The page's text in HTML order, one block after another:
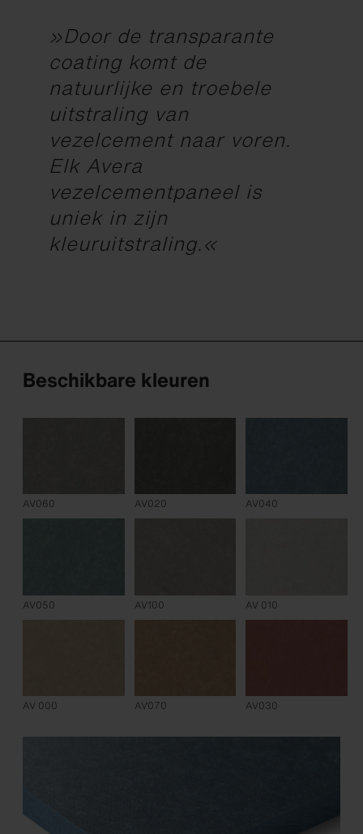
»Door de transparante
coating komt de
natuurlijke en troebele
uitstraling van
vezelcement naar voren.
Elk Avera
vezelcementpaneel is
uniek in zijn
kleuruitstraling.«
Beschikbare kleuren
AV060 AV020 AV040
AV050 AV100 AV 010
AV 000 AV070 AV030